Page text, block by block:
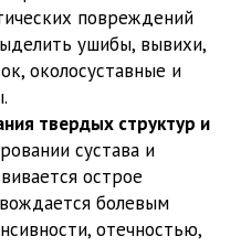
повреждений
ушибы, вывихи,
околосуставные и
твердых структур и
сустава и
острое
болевым
отечностью,